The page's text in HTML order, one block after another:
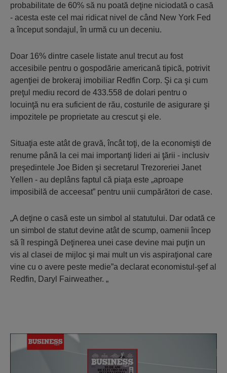
probabilitate de 60% să nu poată deţine niciodată o casă
- acesta este cel mai ridicat nivel de când New York Fed
a început sondajul, în urmă cu un deceniu.
Doar 16% dintre casele listate anul trecut au fost
accesibile pentru o gospodărie americană tipică, potrivit
agenţiei de brokeraj imobiliar Redfin Corp. Şi ca şi cum
preţul mediu record de 433.558 de dolari pentru o
locuinţă nu era suficient de rău, costurile de asigurare şi
impozitele pe proprietate au crescut şi ele.
Situaţia este atât de gravă, încât toţi, de la economişti de
renume până la cei mai importanţi lideri ai ţării - inclusiv
preşedintele Joe Biden şi secretarul Trezoreriei Janet
Yellen - au deplâns faptul că piaţa este „aproape
imposibilă de acceesat” pentru unii cumpărători de case.
„A deţine o casă este un simbol al statutului. Dar odată ce
un simbol de statut devine atât de scump, oamenii încep
să îl respingă Deţinerea unei case devine mai puţin un
vis al clasei de mijloc şi mai mult un vis aspiraţional care
vine cu o avere peste medie”a declarat economistul-şef al
Redfin, Daryl Fairweather. „